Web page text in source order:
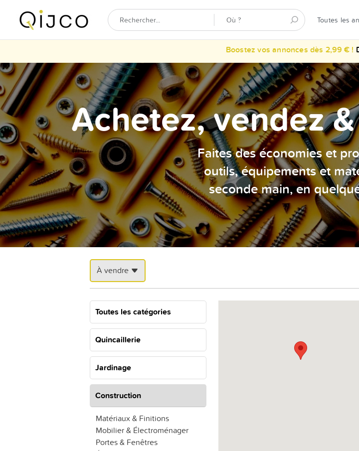
Boostez vos annonces dès 2,99 € !
Toutes les
Achetez, vendez
Faites des économies et
outils, équipements et
seconde main, en
À vendre
Toutes les catégories
Quincaillerie
Jardinage
Construction
Matériaux & Finitions
Mobilier & Électroménager
Portes & Fenêtres